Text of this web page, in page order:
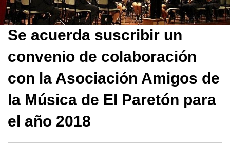
Se acuerda suscribir un
convenio de colaboración
con la Asociación Amigos de
la Música de El Paretón para
el año 2018